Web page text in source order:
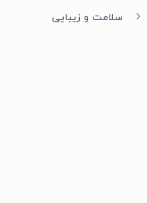
سلامت و زیبایی